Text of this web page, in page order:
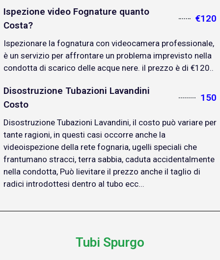
Ispezione video Fognature quanto
Costa?
€120
Ispezionare la fognatura con videocamera professionale,
è un servizio per affrontare un problema imprevisto nella
condotta di scarico delle acque nere. il prezzo è di €120..
Disostruzione Tubazioni Lavandini
Costo
150
Disostruzione Tubazioni Lavandini, il costo può variare per
tante ragioni, in questi casi occorre anche la
videoispezione della rete fognaria, ugelli speciali che
frantumano stracci, terra sabbia, caduta accidentalmente
nella condotta, Può lievitare il prezzo anche il taglio di
radici introdottesi dentro al tubo ecc...
Tubi Spurgo